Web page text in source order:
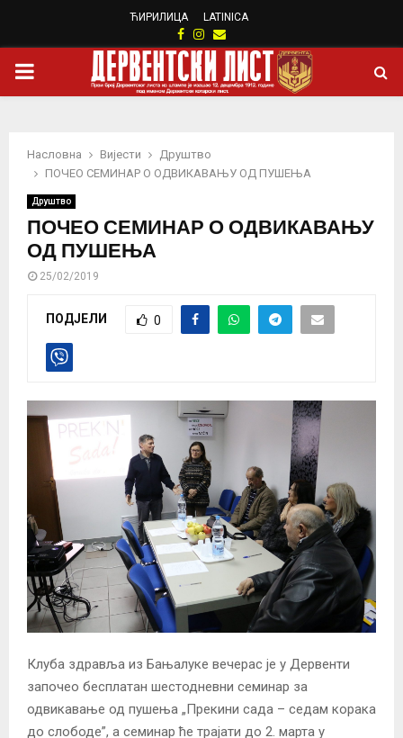
ЋИРИЛИЦА LATINICA
Facebook
Instagram
Email
PRIMARY
Насловна Вијести
Друштво
ПОЧЕО СЕМИНАР О ОДВИКАВАЊУ ОД ПУШЕЊА
Друштво
ПОЧЕО СЕМИНАР О ОДВИКАВАЊУ
ОД ПУШЕЊА
25/02/2019
ПОДЈЕЛИ 0
Клуба здравља из Бањалуке вечерас је у Дервенти
започео бесплатан шестодневни семинар за
одвикавање од пушења „Прекини сада – седам корака
до слободе”, a семинар ће трајати до 2. марта у